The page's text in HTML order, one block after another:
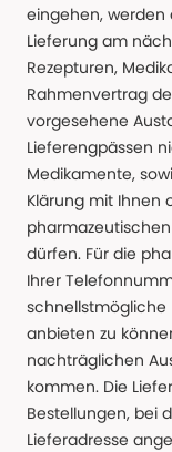
eingehen, werden
Lieferung am
Rezepturen,
Rahmenvertrag
vorgesehene
Lieferengpässen
Medikamente,
Klärung mit Ihnen
dürfen. Für die
Ihrer
schnellstmögliche
anbieten zu
nachträglichen
kommen. Die
Bestellungen, bei
Lieferadresse